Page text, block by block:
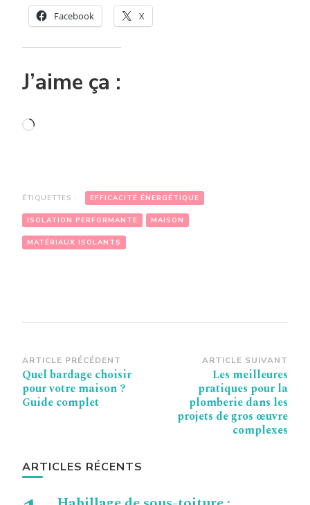
Facebook X
J’aime ça :
Chargement…
ÉTIQUETTES : EFFICACITÉ ÉNERGÉTIQUE
ISOLATION PERFORMANTE MAISON
MATÉRIAUX ISOLANTS
Navigation
d’article
ARTICLE PRÉCÉDENT
Quel bardage choisir
pour votre maison ?
Guide complet
ARTICLE SUIVANT
Les meilleures
pratiques pour la
plomberie dans les
projets de gros œuvre
complexes
ARTICLES RÉCENTS